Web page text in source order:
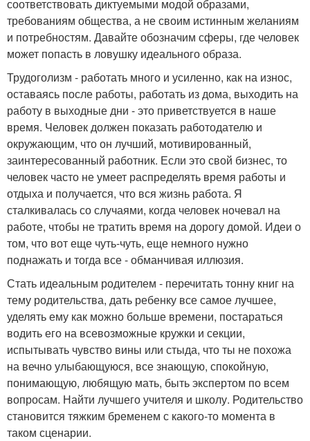
соответствовать диктуемыми модой образами,
требованиям общества, а не своим истинным желаниям
и потребностям. Давайте обозначим сферы, где человек
может попасть в ловушку идеального образа.
Трудоголизм - работать много и усиленно, как на износ,
оставаясь после работы, работать из дома, выходить на
работу в выходные дни - это приветствуется в наше
время. Человек должен показать работодателю и
окружающим, что он лучший, мотивированный,
заинтересованный работник. Если это свой бизнес, то
человек часто не умеет распределять время работы и
отдыха и получается, что вся жизнь работа. Я
сталкивалась со случаями, когда человек ночевал на
работе, чтобы не тратить время на дорогу домой. Идеи о
том, что вот еще чуть-чуть, еще немного нужно
поднажать и тогда все - обманчивая иллюзия.
Стать идеальным родителем - перечитать тонну книг на
тему родительства, дать ребенку все самое лучшее,
уделять ему как можно больше времени, постараться
водить его на всевозможные кружки и секции,
испытывать чувство вины или стыда, что ты не похожа
на вечно улыбающуюся, все знающую, спокойную,
понимающую, любящую мать, быть экспертом по всем
вопросам. Найти лучшего учителя и школу. Родительство
становится тяжким бременем с какого-то момента в
таком сценарии.